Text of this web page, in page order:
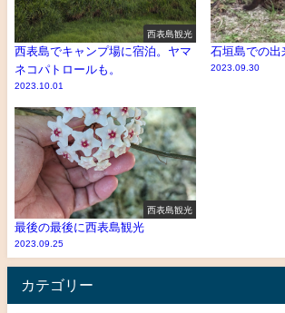
西表島観光
西表島でキャンプ場に宿泊。ヤマ
ネコパトロールも。
2023.10.01
石垣島での出
2023.09.30
西表島観光
最後の最後に西表島観光
2023.09.25
カテゴリー